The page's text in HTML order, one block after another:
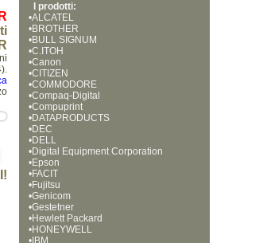
I prodotti:
•ALCATEL
•BROTHER
•BULL SIGNUM
•C.ITOH
•Canon
•CITIZEN
•COMMODORE
•Compaq-Digital
•Compuprint
•DATAPRODUCTS
•DEC
•DELL
•Digital Equipment Corporation
•Epson
•FACIT
•Fujitsu
•Genicom
•Gestetner
•Hewlett Packard
•HONEYWELL
• IBM